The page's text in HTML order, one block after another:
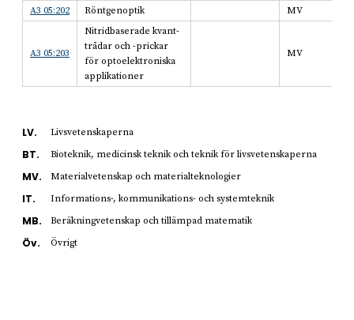
A3 05:202 Röntgenoptik MV
A3 05:203
Nitridbaserade kvant-
trådar och -prickar
för optoelektroniska
applikationer
MV
LV. Livsvetenskaperna
BT. Bioteknik, medicinsk teknik och teknik för livsvetenskaperna
MV. Materialvetenskap och materialteknologier
IT. Informations-, kommunikations- och systemteknik
MB. Beräkningvetenskap och tillämpad matematik
Öv. Övrigt